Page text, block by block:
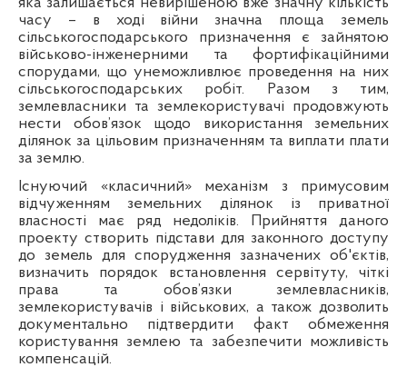
часу – в ході війни значна площа земель
сільськогосподарського призначення є зайнятою
військово-інженерними та фортифікаційними
спорудами, що унеможливлює проведення на них
сільськогосподарських робіт. Разом з тим,
землевласники та землекористувачі продовжують
нести обов’язок щодо використання земельних
ділянок за цільовим призначенням та виплати плати
за землю.
Існуючий «класичний» механізм з примусовим
відчуженням земельних ділянок із приватної
власності має ряд недоліків. Прийняття даного
проекту створить підстави для законного доступу
до земель для спорудження зазначених об'єктів,
визначить порядок встановлення сервітуту, чіткі
права та обов’язки землевласників,
землекористувачів і військових, а також дозволить
документально підтвердити факт обмеження
користування землею та забезпечити можливість
компенсацій.